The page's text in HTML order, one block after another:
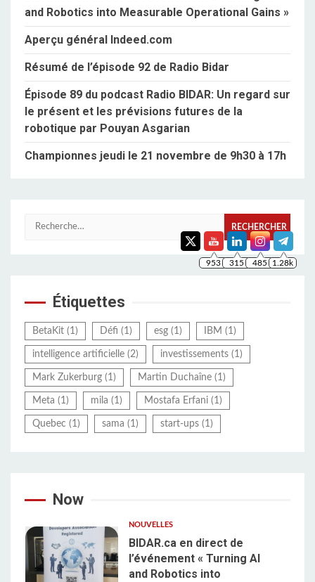
and Robotics into Measurable Operational Gains »
Aperçu général Indeed.com
Résumé de l’épisode 92 de Radio Bidar
Épisode 89 du podcast Radio BIDAR: Un regard sur
le présent et les prévisions futures de la
robotique par Pouyan Asgarian
Championnes jeudi le 21 novembre de 9h30 à 17h
Rechercher :
Étiquettes
BetaKit (1) Défi (1) esg (1) IBM (1)
intelligence artificielle (2) investissements (1)
Mark Zukerburg (1) Martin Duchaîne (1)
Meta (1) mila (1) Mostafa Erfani (1)
Quebec (1) sama (1) start-ups (1)
Now
NOUVELLES
BIDAR.ca en direct de
l’événement « Turning AI
and Robotics into
953 315 485 1.28k